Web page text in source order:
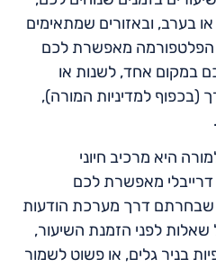
בערב, ובאזורים שמתאימים
הפלטפורמה מאפשרת לכם
במקום אחד, לשנות או
(בכפוף למדיניות המורה),
היא מרכיב חיוני
מאפשרת לכם
דרך מערכת הודעות
שאלות לפני הזמנת השיעור,
בניר גלים, או פשוט לשמור